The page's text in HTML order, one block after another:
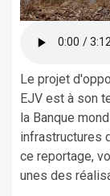
Le projet
EJV est à son
la Banque
infrastructures
ce reportage,
unes des